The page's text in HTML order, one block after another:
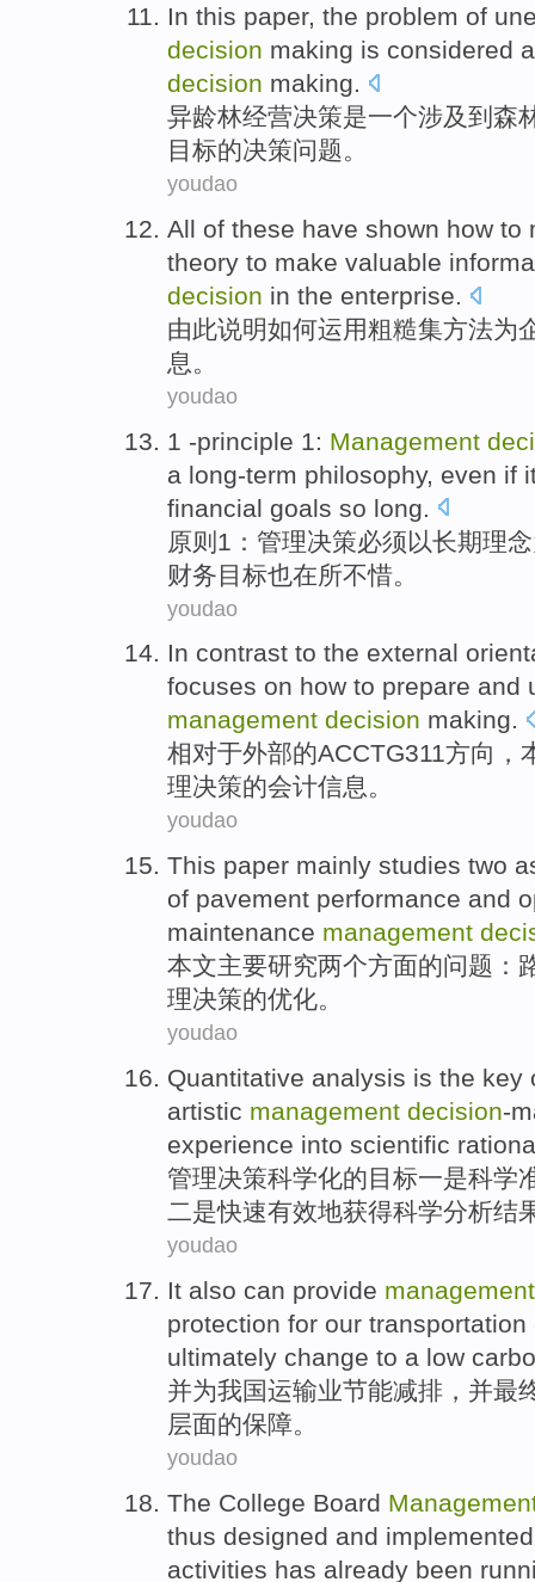
In this paper, the problem of
decision making is considered
decision making.
异龄林经营决策是一个涉及到 森
目标的决策问题。
youdao
All of these have shown how to
theory to make valuable
decision in the enterprise.
由此说明如何运用粗糙集方法为
息。
youdao
1 -principle 1: Management
a long-term philosophy, even if
financial goals so long.
原则 1 ： 管理决策必须 以长期理念
财务目标也在所不惜。
youdao
In contrast to the external
focuses on how to prepare and
management decision making.
相对于外部的ACCTG311方向 ，
理决策的会计信息。
youdao
This paper mainly studies two
of pavement performance and
maintenance management
本文主要研究两个方面的问题 ：
理决策的优化。
youdao
Quantitative analysis is the key
artistic management decision-
experience into scientific
管理决策科学化的目标一是科学
二是快速有效地获得科学分析结
youdao
It also can provide management
protection for our transportation
ultimately change to a low
并为我国运输业节能减排， 并最
层面的保障。
youdao
The College Board
thus designed and implemented
activities has already been